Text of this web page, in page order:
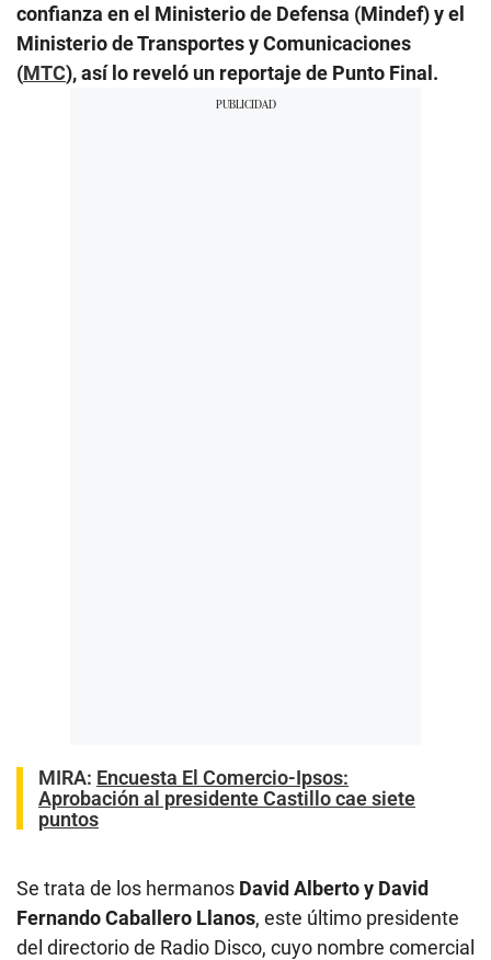
confianza en el Ministerio de Defensa (Mindef) y el
Ministerio de Transportes y Comunicaciones
(MTC), así lo reveló un reportaje de Punto Final.
MIRA: Encuesta El Comercio-Ipsos:
Aprobación al presidente Castillo cae siete
puntos
Se trata de los hermanos David Alberto y David
Fernando Caballero Llanos, este último presidente
del directorio de Radio Disco, cuyo nombre comercial